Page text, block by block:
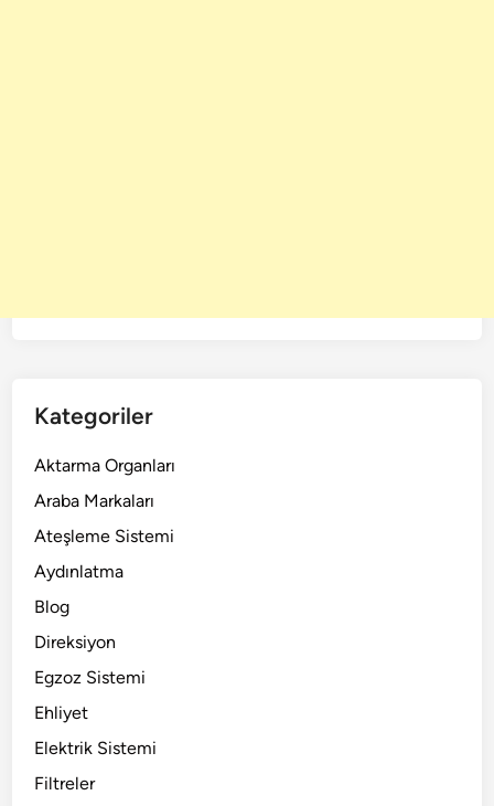
Kategoriler
Aktarma Organları
Araba Markaları
Ateşleme Sistemi
Aydınlatma
Blog
Direksiyon
Egzoz Sistemi
Ehliyet
Elektrik Sistemi
Filtreler